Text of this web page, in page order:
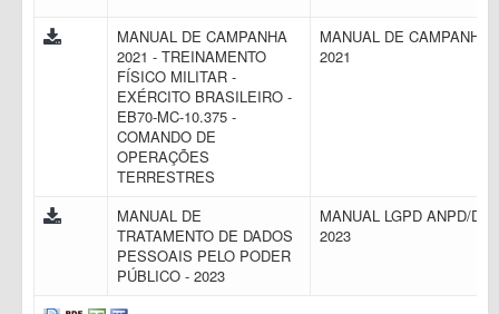
MANUAL DE CAMPANHA
2021 - TREINAMENTO
FÍSICO MILITAR -
EXÉRCITO BRASILEIRO -
EB70-MC-10.375 -
COMANDO DE
OPERAÇÕES
TERRESTRES
MANUAL DE CAMPANHA
2021
MANUAL DE
TRATAMENTO DE DADOS
PESSOAIS PELO PODER
PÚBLICO - 2023
MANUAL LGPD ANPD/DF
2023